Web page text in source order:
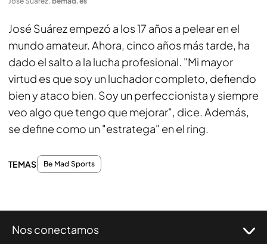
José Suárez empezó a los 17 años a pelear en el
mundo amateur. Ahora, cinco años más tarde, ha
dado el salto a la lucha profesional. "Mi mayor
virtud es que soy un luchador completo, defiendo
bien y ataco bien. Soy un perfeccionista y siempre
veo algo que tengo que mejorar", dice. Además,
se define como un "estratega" en el ring.
TEMAS Be Mad Sports
Nos conectamos